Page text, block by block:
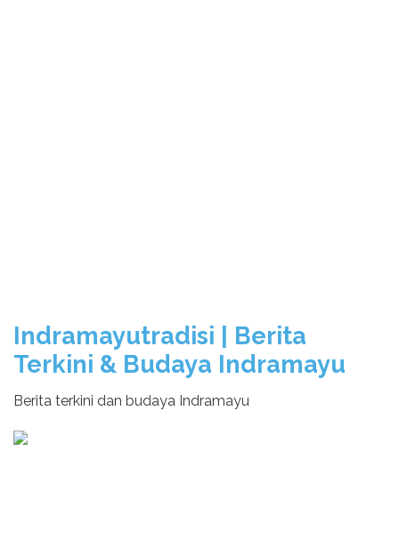
Indramayutradisi | Berita
Terkini & Budaya Indramayu
Berita terkini dan budaya Indramayu